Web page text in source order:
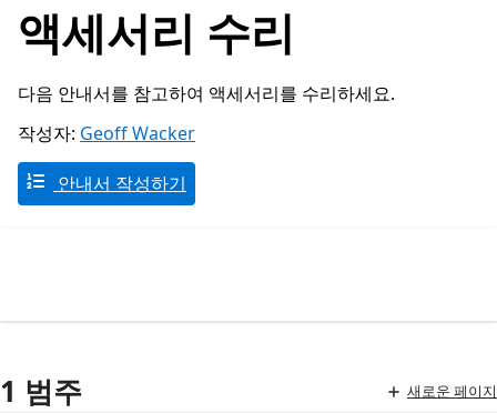
액세서리 수리
다음 안내서를 참고하여 액세서리를 수리하세요.
작성자: Geoff Wacker
안내서 작성하기
1 범주 새로운 페이지